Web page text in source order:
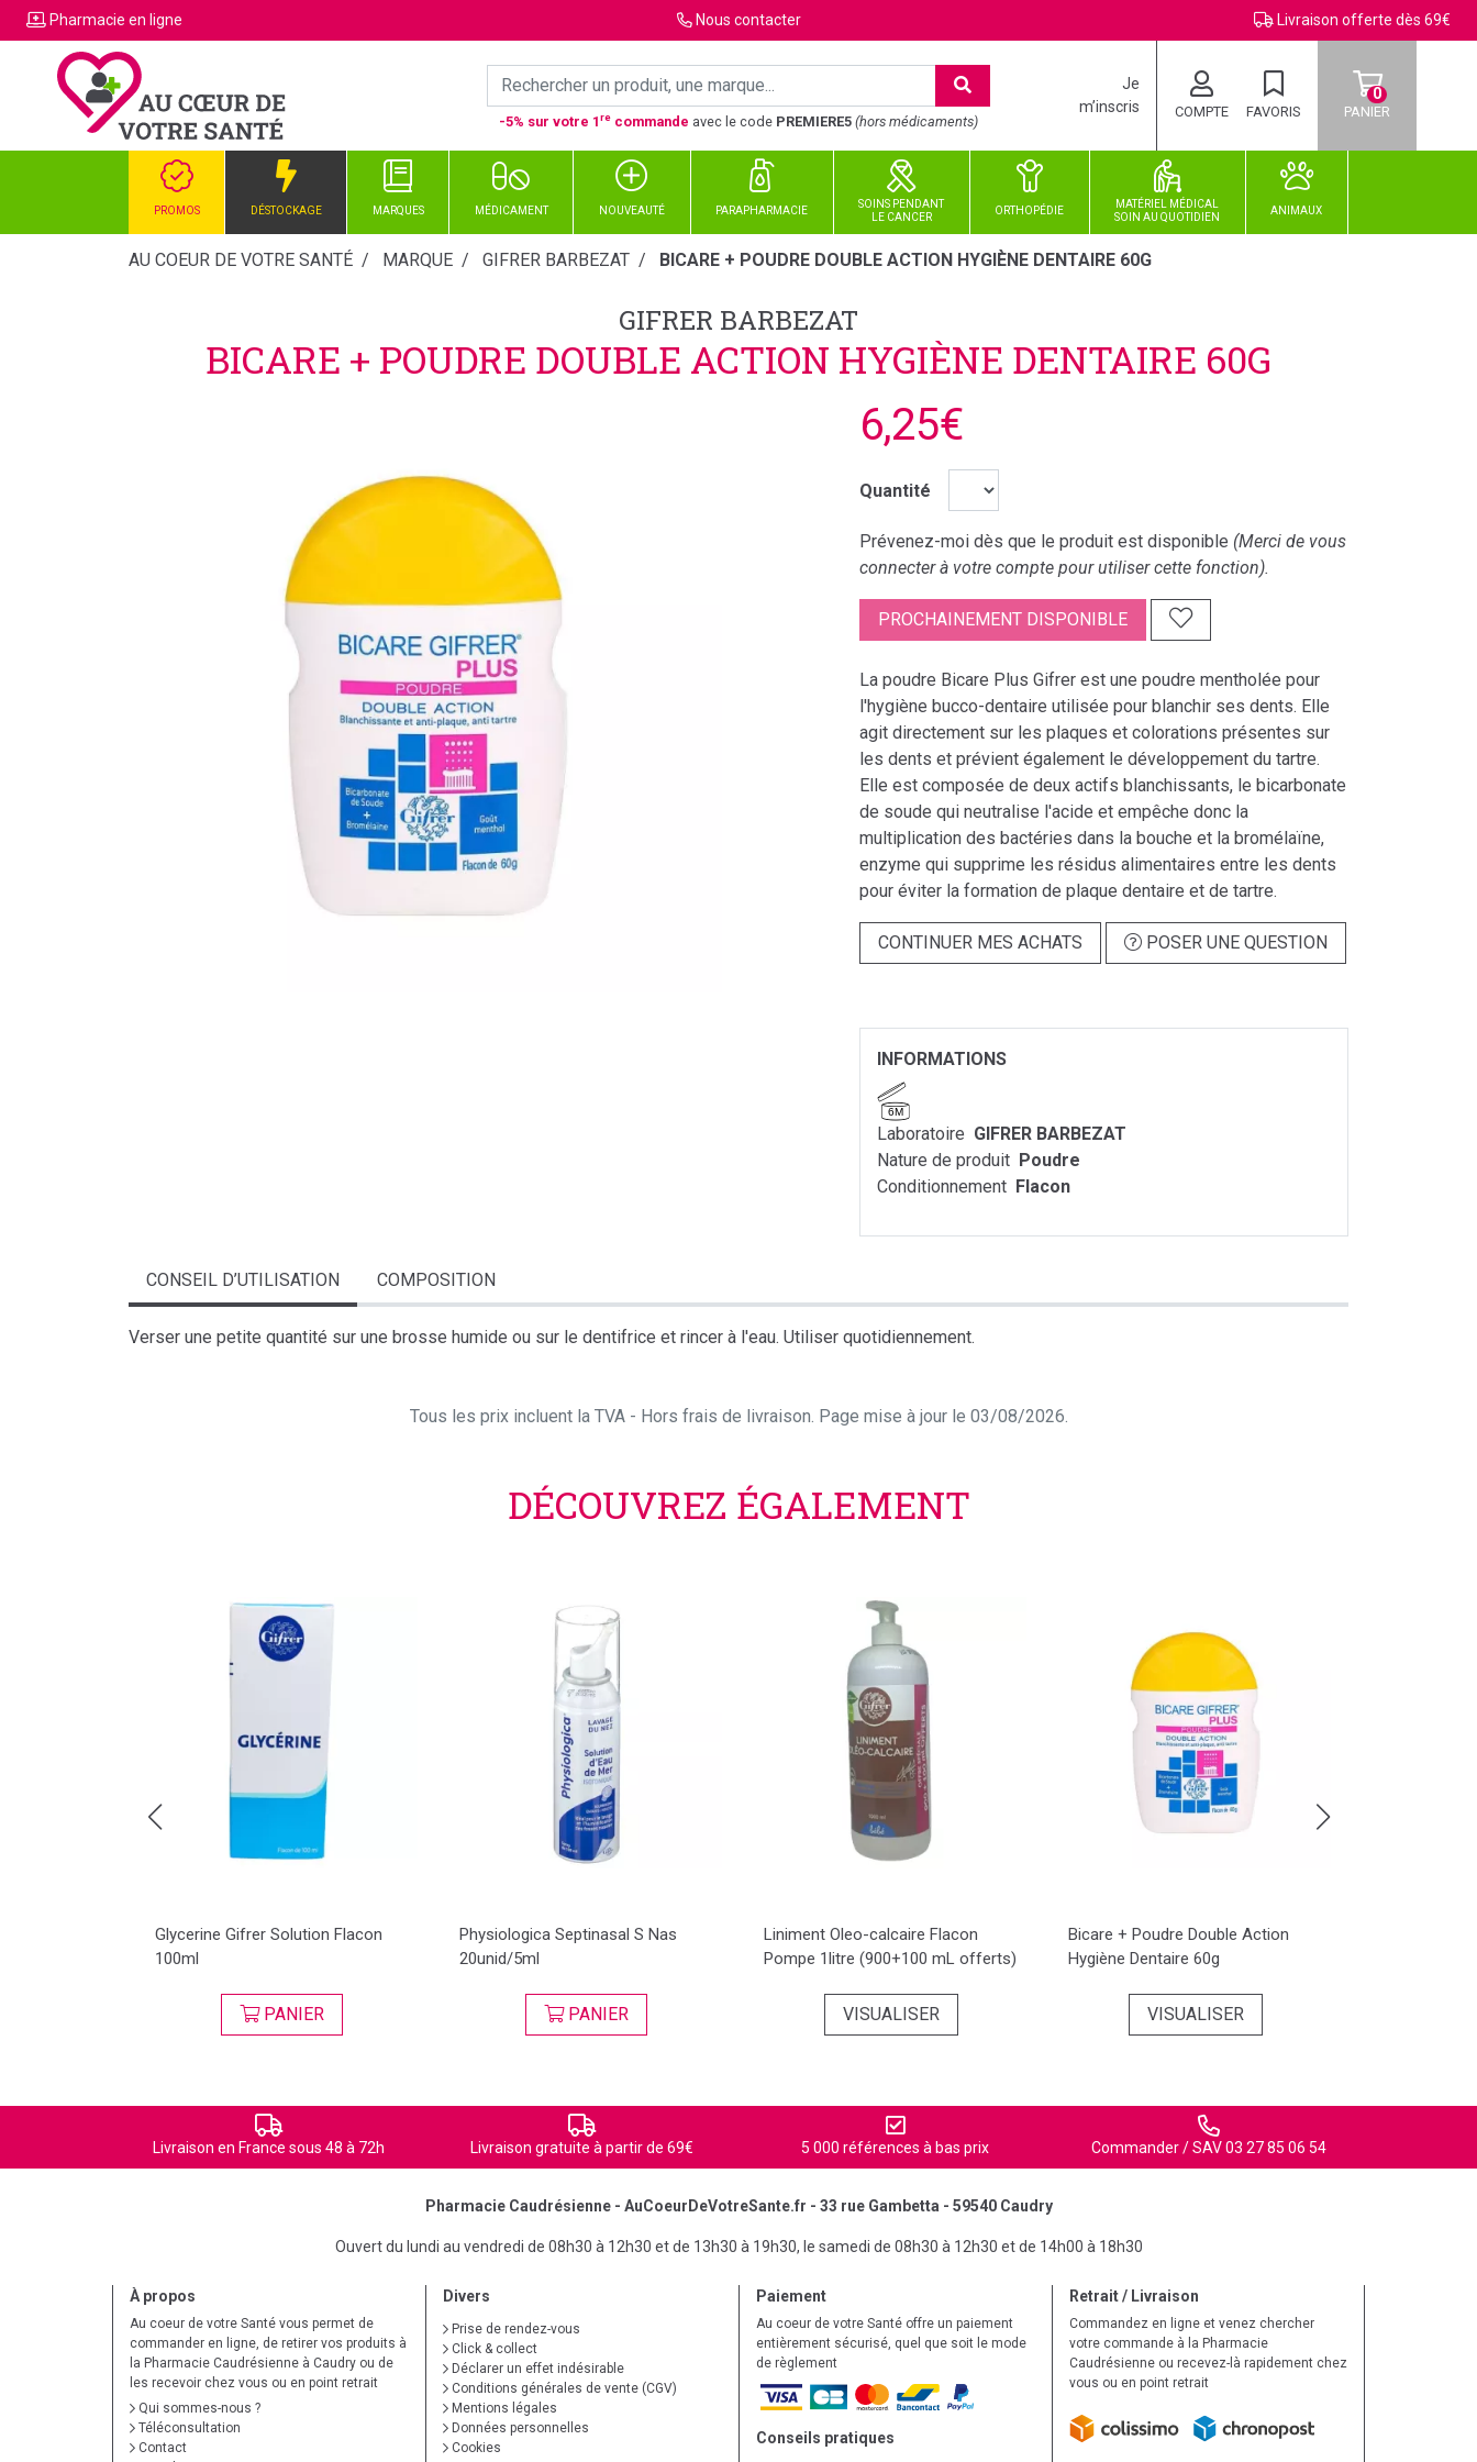
Pharmacie en ligne Nous contacter Livraison offerte dès 69€
-5% sur votre 1re commande avec le code PREMIERE5 (hors médicaments)
Je
m’inscris
COMPTE FAVORIS PANIER
0
PROMOS DÉSTOCKAGE MARQUES MÉDICAMENT NOUVEAUTÉ PARAPHARMACIE
SOINS PENDANT
LE CANCER
ORTHOPÉDIE
MATÉRIEL MÉDICAL
SOINAUQUOTIDIEN
ANIMAUX
AU COEUR DE VOTRE SANTÉ MARQUE GIFRER BARBEZAT BICARE + POUDRE DOUBLE ACTION HYGIÈNE DENTAIRE 60G
GIFRER BARBEZAT
BICARE + POUDRE DOUBLE ACTION HYGIÈNE DENTAIRE 60G
6,25€
Quantité
Prévenez-moi dès que le produit est disponible (Merci de vous
connecter à votre compte pour utiliser cette fonction).
PROCHAINEMENT DISPONIBLE
La poudre Bicare Plus Gifrer est une poudre mentholée pour
l'hygiène bucco-dentaire utilisée pour blanchir ses dents. Elle
agit directement sur les plaques et colorations présentes sur
les dents et prévient également le développement du tartre.
Elle est composée de deux actifs blanchissants, le bicarbonate
de soude qui neutralise l'acide et empêche donc la
multiplication des bactéries dans la bouche et la bromélaïne,
enzyme qui supprime les résidus alimentaires entre les dents
pour éviter la formation de plaque dentaire et de tartre.
CONTINUER MES ACHATS POSER UNE QUESTION
INFORMATIONS
6M
Laboratoire GIFRER BARBEZAT
Nature de produit Poudre
Conditionnement Flacon
CONSEIL D’UTILISATION COMPOSITION
Verser une petite quantité sur une brosse humide ou sur le dentifrice et rincer à l'eau. Utiliser quotidiennement.
Tous les prix incluent la TVA - Hors frais de livraison. Page mise à jour le 03/08/2026.
DÉCOUVREZ ÉGALEMENT
Glycerine Gifrer Solution Flacon
100ml
PANIER
Physiologica Septinasal S Nas
20unid/5ml
PANIER
Liniment Oleo-calcaire Flacon
Pompe 1litre (900+100 mL offerts)
VISUALISER
Bicare + Poudre Double Action
Hygiène Dentaire 60g
VISUALISER
Livraison en France sous 48 à 72h Livraison gratuite à partir de 69€ 5 000 références à bas prix Commander / SAV 03 27 85 06 54
Pharmacie Caudrésienne - AuCoeurDeVotreSante.fr - 33 rue Gambetta - 59540 Caudry
Ouvert du lundi au vendredi de 08h30 à 12h30 et de 13h30 à 19h30, le samedi de 08h30 à 12h30 et de 14h00 à 18h30
À propos
Au coeur de votre Santé vous permet de
commander en ligne, de retirer vos produits à
la Pharmacie Caudrésienne à Caudry ou de
les recevoir chez vous ou en point retrait
Qui sommes-nous ?
Téléconsultation
Contact
Divers
Prise de rendez-vous
Click & collect
Déclarer un effet indésirable
Conditions générales de vente (CGV)
Mentions légales
Données personnelles
Cookies
Paiement
Au coeur de votre Santé offre un paiement
entièrement sécurisé, quel que soit le mode
de règlement
Conseils pratiques
Retrait / Livraison
Commandez en ligne et venez chercher
votre commande à la Pharmacie
Caudrésienne ou recevez-là rapidement chez
vous ou en point retrait